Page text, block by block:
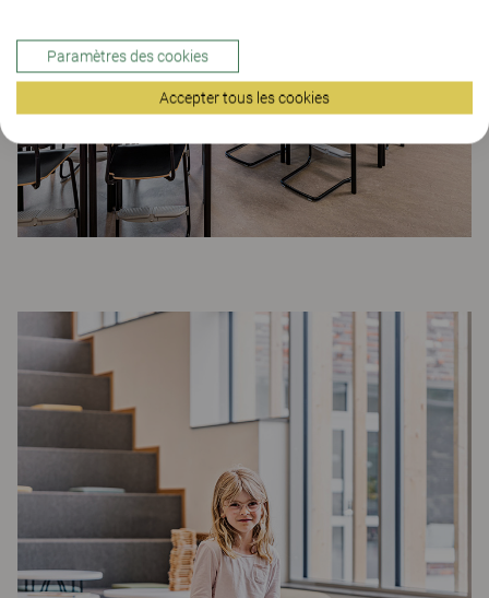
Paramètres des cookies
Accepter tous les cookies